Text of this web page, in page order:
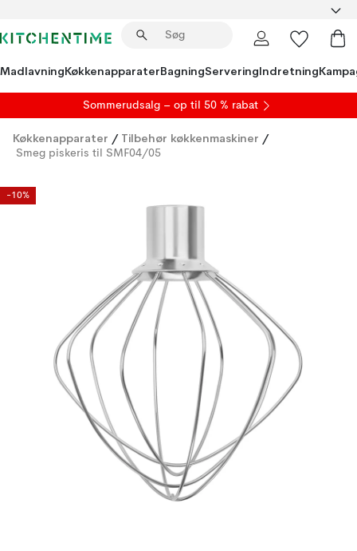
MadlavningKøkkenapparaterBagningServeringIndretning
Sommerudsalg – op til 50 % rabat
Køkkenapparater / Tilbehør køkkenmaskiner /
Smeg piskeris til SMF04/05
-10%